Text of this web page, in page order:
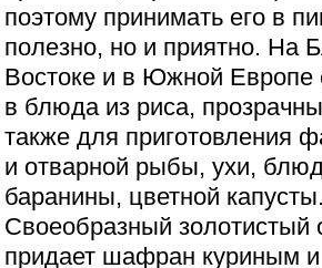
поэтому принимать его в
полезно, но и приятно. На
Востоке и в Южной Европе
в блюда из риса,
также для приготовления
и отварной рыбы, ухи,
баранины, цветной капусты.
Своеобразный золотистый
придает шафран куриным и